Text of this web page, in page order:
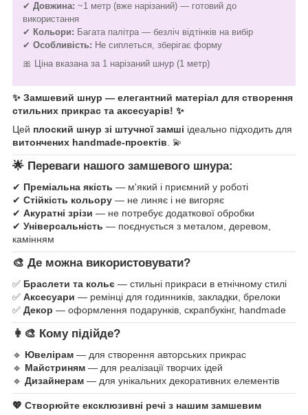
✔ Довжина: ~1 метр (вже нарізаний) — готовий до
використання
✔ Кольори: Багата палітра — безліч відтінків на вибір
✔ Особливість: Не сиплеться, зберігає форму
🎀 Ціна вказана за 1 нарізаний шнур (1 метр)
✨ Замшевий шнур — елегантний матеріал для створення
стильних прикрас та аксесуарів! ✨
Цей плоский шнур зі штучної замші ідеально підходить для
витончених handmade-проектів. 💫
🌟 Переваги нашого замшевого шнура:
✔ Преміальна якість — м'який і приємний у роботі
✔ Стійкість кольору — не линяє і не вигоряє
✔ Акуратні зрізи — не потребує додаткової обробки
✔ Універсальність — поєднується з металом, деревом,
камінням
🎨 Де можна використовувати?
✅ Браслети та кольє — стильні прикраси в етнічному стилі
✅ Аксесуари — ремінці для годинників, закладки, брелоки
✅ Декор — оформлення подарунків, скрапбукінг, handmade
👩🎨 Кому підійде?
🔹 Ювелірам — для створення авторських прикрас
🔹 Майстриням — для реалізації творчих ідей
🔹 Дизайнерам — для унікальних декоративних елементів
💖 Створюйте ексклюзивні речі з нашим замшевим